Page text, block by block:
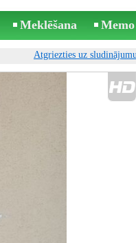
Meklēšana Memo
Atgriezties uz